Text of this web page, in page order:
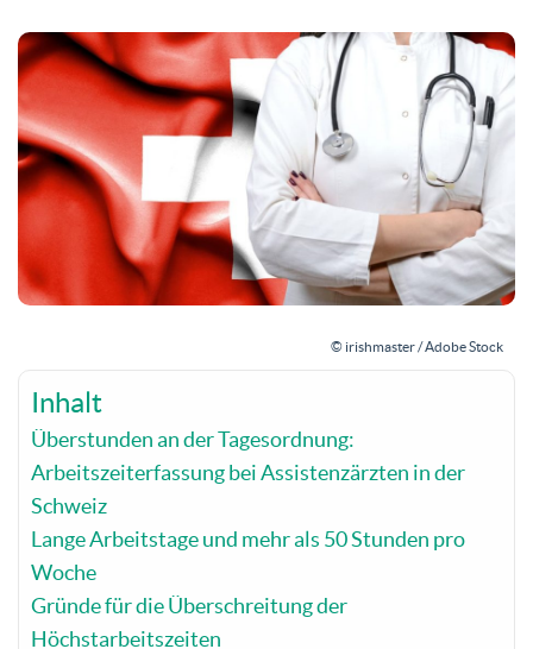
© irishmaster / Adobe Stock
Inhalt
Überstunden an der Tagesordnung:
Arbeitszeiterfassung bei Assistenzärzten in der
Schweiz
Lange Arbeitstage und mehr als 50 Stunden pro
Woche
Gründe für die Überschreitung der
Höchstarbeitszeiten